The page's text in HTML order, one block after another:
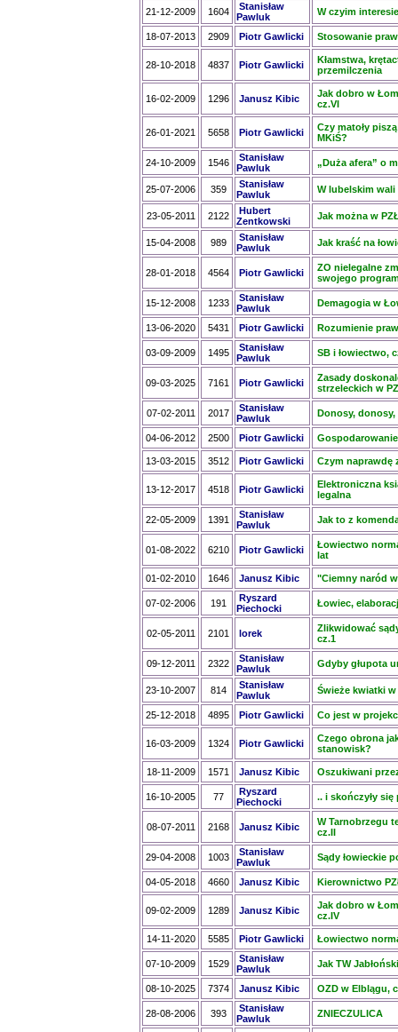
21-12-2009 1604
Stanisław
Pawluk
W czyim
18-07-2013 2909 Piotr Gawlicki Stosowanie
28-10-2018 4837 Piotr Gawlicki
Kłamstwa,
przemilczenia
16-02-2009 1296 Janusz Kibic
Jak dobro w
cz.VI
26-01-2021 5658 Piotr Gawlicki
Czy matoły
MKiŚ?
24-10-2009 1546
Stanisław
Pawluk
„Duża afera” o
25-07-2006 359
Stanisław
Pawluk
W lubelskim wali
23-05-2011 2122
Hubert
Zentkowski
Jak można w
15-04-2008 989
Stanisław
Pawluk
Jak kraść na
28-01-2018 4564 Piotr Gawlicki
ZO nielegalne
swojego
15-12-2008 1233
Stanisław
Pawluk
Demagogia w
13-06-2020 5431 Piotr Gawlicki Rozumienie
03-09-2009 1495
Stanisław
Pawluk
SB i łowiectwo,
09-03-2025 7161 Piotr Gawlicki
Zasady
strzeleckich w
07-02-2011 2017
Stanisław
Pawluk
Donosy, donosy,
04-06-2012 2500 Piotr Gawlicki
13-03-2015 3512 Piotr Gawlicki Czym naprawdę
13-12-2017 4518 Piotr Gawlicki
Elektroniczna
legalna
22-05-2009 1391
Stanisław
Pawluk
Jak to z
01-08-2022 6210 Piotr Gawlicki
Łowiectwo
lat
01-02-2010 1646 Janusz Kibic "Ciemny naród
07-02-2006 191
Ryszard
Piechocki
Łowiec,
02-05-2011 2101 lorek
Zlikwidować
cz.1
09-12-2011 2322
Stanisław
Pawluk
Gdyby głupota
23-10-2007 814
Stanisław
Pawluk
Świeże kwiatki
25-12-2018 4895 Piotr Gawlicki Co jest w
16-03-2009 1324 Piotr Gawlicki
Czego obrona
stanowisk?
18-11-2009 1571 Janusz Kibic Oszukiwani
16-10-2005 77
Ryszard
Piechocki
.. i skończyły
08-07-2011 2168 Janusz Kibic
W Tarnobrzegu
cz.II
29-04-2008 1003
Stanisław
Pawluk
Sądy łowieckie
04-05-2018 4660 Janusz Kibic Kierownictwo
09-02-2009 1289 Janusz Kibic
Jak dobro w
cz.IV
14-11-2020 5585 Piotr Gawlicki Łowiectwo
07-10-2009 1529
Stanisław
Pawluk
Jak TW
08-10-2025 7374 Janusz Kibic OZD w Elblągu,
28-08-2006 393
Stanisław
Pawluk
ZNIECZULICA